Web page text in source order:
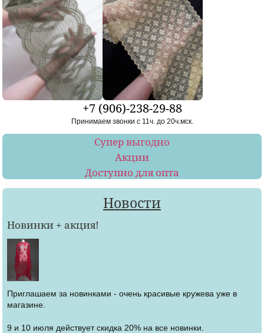
+7 (906)-238-29-88
Принимаем звонки с 11ч. до 20ч.мск.
Супер выгодно
Акции
Доступно для опта
Новости
Новинки + акция!
Приглашаем за новинками - очень красивые кружева уже в
магазине.
9 и 10 июля действует скидка 20% на все новинки.